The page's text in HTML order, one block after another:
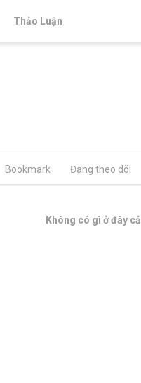
Thảo Luận
Bookmark Đang theo dõi
Không có gì ở đây cả